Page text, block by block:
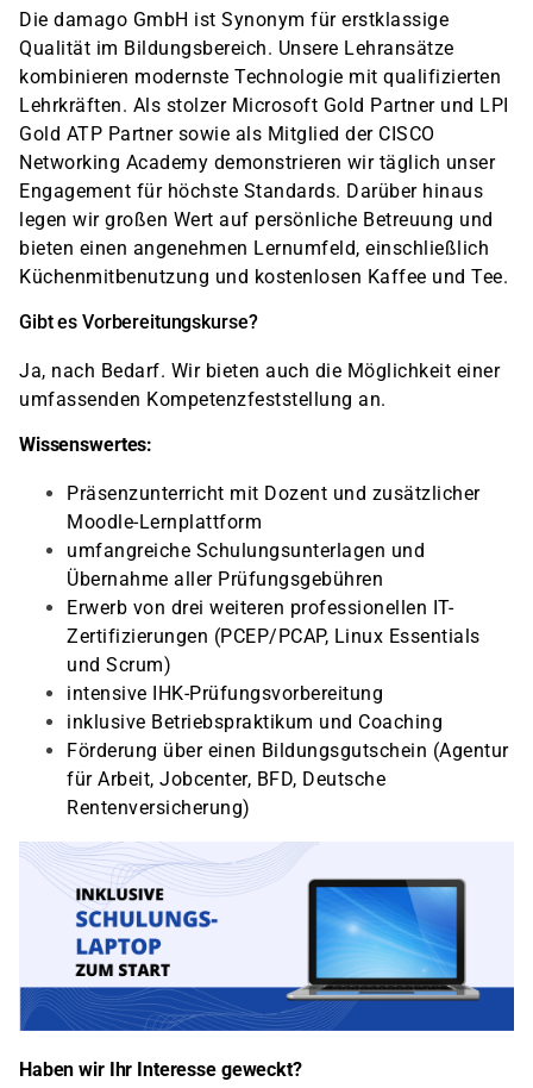
Die damago GmbH ist Synonym für erstklassige
Qualität im Bildungsbereich. Unsere Lehransätze
kombinieren modernste Technologie mit qualifizierten
Lehrkräften. Als stolzer Microsoft Gold Partner und LPI
Gold ATP Partner sowie als Mitglied der CISCO
Networking Academy demonstrieren wir täglich unser
Engagement für höchste Standards. Darüber hinaus
legen wir großen Wert auf persönliche Betreuung und
bieten einen angenehmen Lernumfeld, einschließlich
Küchenmitbenutzung und kostenlosen Kaffee und Tee.
Gibt es Vorbereitungskurse?
Ja, nach Bedarf. Wir bieten auch die Möglichkeit einer
umfassenden Kompetenzfeststellung an.
Wissenswertes:
Präsenzunterricht mit Dozent und zusätzlicher
Moodle-Lernplattform
umfangreiche Schulungsunterlagen und
Übernahme aller Prüfungsgebühren
Erwerb von drei weiteren professionellen IT-
Zertifizierungen (PCEP/PCAP, Linux Essentials
und Scrum)
intensive IHK-Prüfungsvorbereitung
inklusive Betriebspraktikum und Coaching
Förderung über einen Bildungsgutschein (Agentur
für Arbeit, Jobcenter, BFD, Deutsche
Rentenversicherung)
Haben wir Ihr Interesse geweckt?